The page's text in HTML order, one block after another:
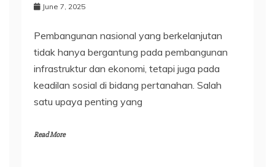
June 7, 2025
Pembangunan nasional yang berkelanjutan
tidak hanya bergantung pada pembangunan
infrastruktur dan ekonomi, tetapi juga pada
keadilan sosial di bidang pertanahan. Salah
satu upaya penting yang
Read More